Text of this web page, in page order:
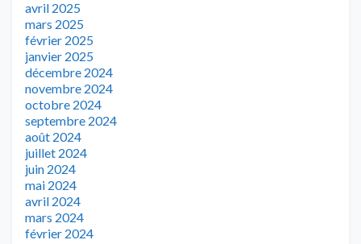
avril 2025
mars 2025
février 2025
janvier 2025
décembre 2024
novembre 2024
octobre 2024
septembre 2024
août 2024
juillet 2024
juin 2024
mai 2024
avril 2024
mars 2024
février 2024